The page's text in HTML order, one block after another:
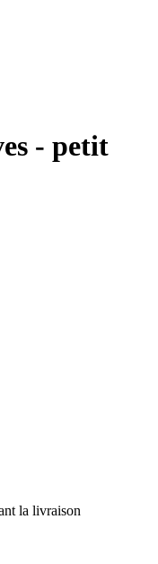
- petit
la livraison